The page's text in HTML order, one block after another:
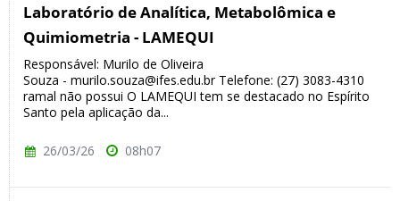
Laboratório de Analítica, Metabolômica e
Quimiometria - LAMEQUI
Responsável: Murilo de Oliveira
Souza - murilo.souza@ifes.edu.br Telefone: (27) 3083-4310
ramal não possui O LAMEQUI tem se destacado no Espírito
Santo pela aplicação da...
26/03/26 08h07